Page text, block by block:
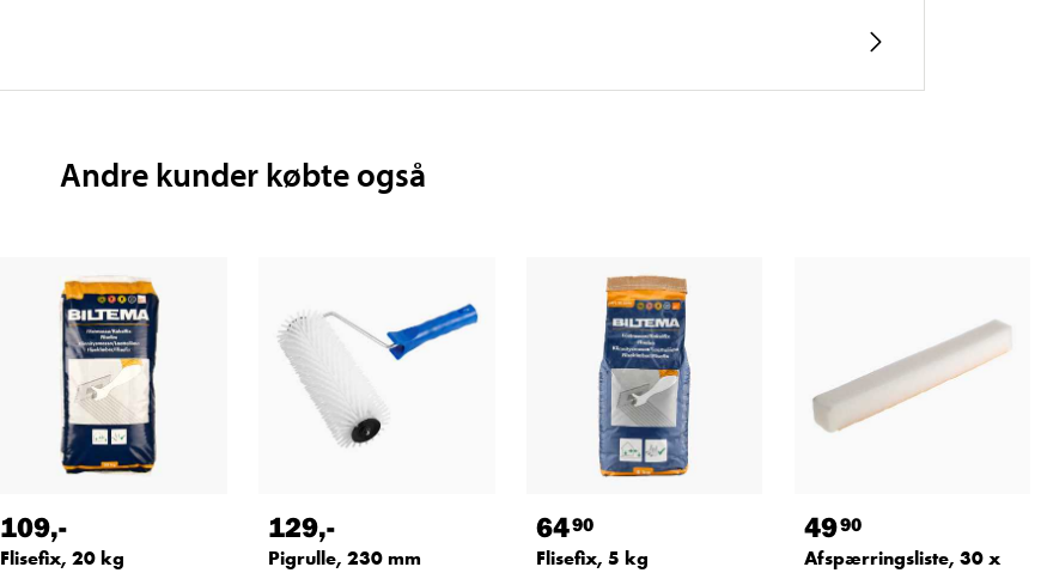
Andre kunder købte også
109,-
Flisefix, 20 kg
129,-
Pigrulle, 230 mm
6490
Flisefix, 5 kg
4990
Afspærringsliste, 30 x